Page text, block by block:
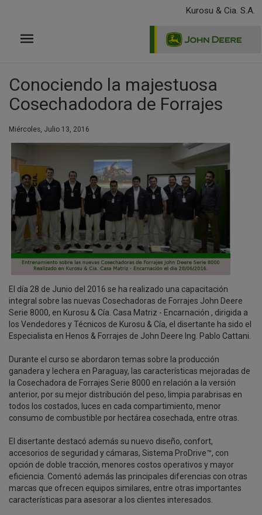
principal
Kurosu & Cia. S.A.
Conociendo la majestuosa
Cosechadodora de Forrajes
Miércoles, Julio 13, 2016
El día 28 de Junio del 2016 se ha realizado una capacitación
integral sobre las nuevas Cosechadoras de Forrajes John Deere
Serie 8000, en Kurosu & Cía. Casa Matriz - Encarnación , dirigida a
los Vendedores y Técnicos de Kurosu & Cía, el disertante ha sido el
Especialista en Henos & Forrajes de John Deere Ing. Pablo Cattani.
Durante el curso se abordaron temas sobre la producción
ganadera y lechera en Paraguay, las características mejoradas de
la Cosechadora de Forrajes Serie 8000 en relación a la versión
anterior, por su mejor distribución del peso, limpia parabrisas en
todos los costados, luces en cada compartimiento, menor
consumo de combustible por hectárea cosechada, entre otras.
El disertante destacó además su nuevo diseño, confort,
accesorios de seguridad y cámaras, Sistema ProDrive™, con
opción de doble tracción, menores costos operativos y mayor
eficiencia. Comentó además las principales diferencias con otras
marcas que ofrecen equipos similares, entre otras importantes
características para asesorar a los clientes interesados.